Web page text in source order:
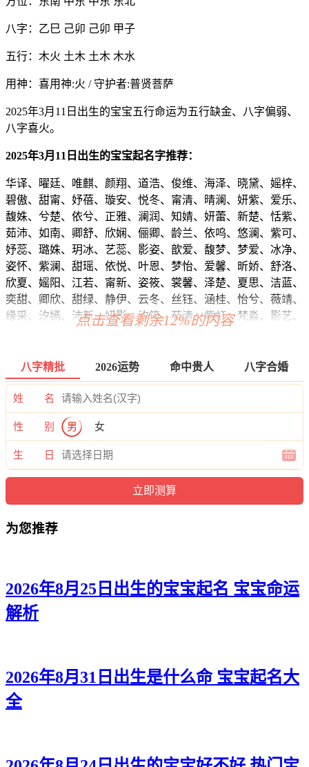
八字：乙巳 己卯 己卯 甲子
五行：木火 土木 土木 木水
用神：喜用神:火 / 守护者:普贤菩萨
2025年3月11日出生的宝宝五行命运为五行缺金、八字偏弱、
八字喜火。
2025年3月11日出生的宝宝起名字推荐：
华译、曜廷、唯麒、颜翔、道浩、俊维、海泽、晓黛、媱梓、
碧傲、甜甯、妤蓓、璇安、悦冬、甯清、晴澜、妍紫、爱乐、
馥姝、兮楚、依兮、正雅、澜润、知婧、妍蕾、新楚、恬紫、
茹沛、如南、卿舒、欣娴、俪卿、龄兰、依呜、悠澜、紫可、
妤蕊、璐姝、玥冰、艺蕊、影姿、歆爱、馥梦、梦爱、冰净、
姿怀、紫澜、甜瑶、依悦、叶恩、梦怡、爱馨、昕娇、舒洛、
欣夏、媱阳、江若、甯新、姿筱、裳馨、泽楚、夏思、洁蓝、
奕甜、卿欣、甜绿、静伊、云冬、丝钰、涵桂、怡兮、薇靖、
缘采、汐嫣、沛新、妍影、汐筠、茹清、紫虹、梵淼、影艺、
锦译、信海、博晨、琛旻、天旭、程道、旻译、恺迅、正源、
正泽、郎奇、旻健、源浩、海俊、永诺、恺凡、宽伦、启棕、
聪华、海海、泽恺、辉奇、霆游、梁霆、健灏、伦晨、道龙、
天源、恺铎、博瀚、伦旭、海洺、远梁、正渝、曜旻、新昊、
庆恺、桦奕、颜郎、雷雷、渝寅、旭宇、本曜、义俊、江崇、
柯世、恺译、灏源、翔博、健曜、海炎、浩任、炎强、翰秋。
点击查看剩余12%的内容
八字精批 2026运势 命中贵人 八字合婚
姓 名
性 别 男 女
生 日
为您推荐
2026年8月25日出生的宝宝起名 宝宝命运
解析
2026年8月31日出生是什么命 宝宝起名大
全